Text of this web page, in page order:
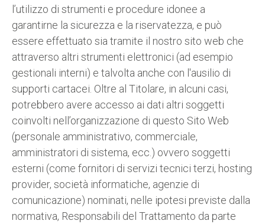
l’utilizzo di strumenti e procedure idonee a
garantirne la sicurezza e la riservatezza, e può
essere effettuato sia tramite il nostro sito web che
attraverso altri strumenti elettronici (ad esempio
gestionali interni) e talvolta anche con l'ausilio di
supporti cartacei. Oltre al Titolare, in alcuni casi,
potrebbero avere accesso ai dati altri soggetti
coinvolti nell’organizzazione di questo Sito Web
(personale amministrativo, commerciale,
amministratori di sistema, ecc.) ovvero soggetti
esterni (come fornitori di servizi tecnici terzi, hosting
provider, società informatiche, agenzie di
comunicazione) nominati, nelle ipotesi previste dalla
normativa, Responsabili del Trattamento da parte